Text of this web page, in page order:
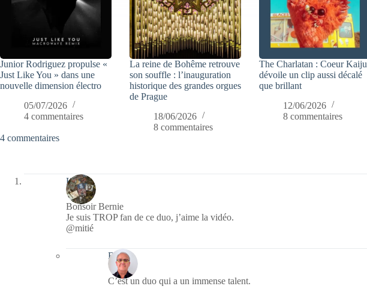
Junior Rodriguez propulse «
Just Like You » dans une
nouvelle dimension électro
05/07/2026
4 commentaires
La reine de Bohême retrouve
son souffle : l’inauguration
historique des grandes orgues
de Prague
18/06/2026
8 commentaires
The Charlatan : Coeur Kaiju
dévoile un clip aussi décalé
que brillant
12/06/2026
8 commentaires
4 commentaires
Kévin
Bonsoir Bernie
Je suis TROP fan de ce duo, j’aime la vidéo.
@mitié
Bernie
C’est un duo qui a un immense talent.